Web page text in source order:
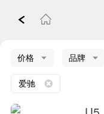
价格 品牌
爱驰